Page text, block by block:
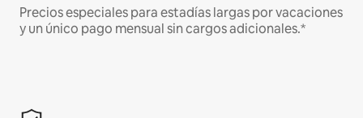
Precios especiales para estadías largas por vacaciones
y un único pago mensual sin cargos adicionales.*